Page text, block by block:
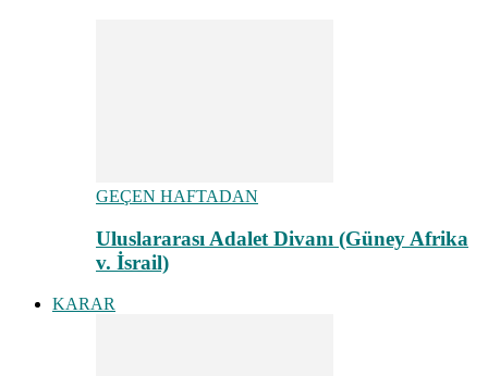
GEÇEN HAFTADAN
Uluslararası Adalet Divanı (Güney Afrika
v. İsrail)
KARAR